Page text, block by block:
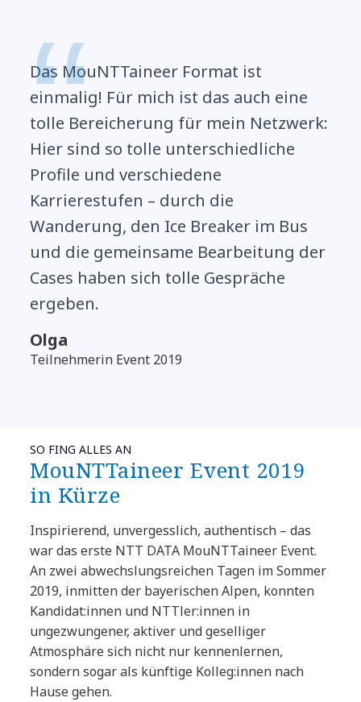
Das MouNTTaineer Format ist
einmalig! Für mich ist das auch eine
tolle Bereicherung für mein Netzwerk:
Hier sind so tolle unterschiedliche
Profile und verschiedene
Karrierestufen – durch die
Wanderung, den Ice Breaker im Bus
und die gemeinsame Bearbeitung der
Cases haben sich tolle Gespräche
ergeben.
Olga
Teilnehmerin Event 2019
SO FING ALLES AN
MouNTTaineer Event 2019
in Kürze
Inspirierend, unvergesslich, authentisch – das
war das erste NTT DATA MouNTTaineer Event.
An zwei abwechslungsreichen Tagen im Sommer
2019, inmitten der bayerischen Alpen, konnten
Kandidat:innen und NTTler:innen in
ungezwungener, aktiver und geselliger
Atmosphäre sich nicht nur kennenlernen,
sondern sogar als künftige Kolleg:innen nach
Hause gehen.